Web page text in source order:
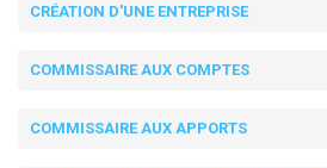
CRÉATION D'UNE ENTREPRISE
COMMISSAIRE AUX COMPTES
COMMISSAIRE AUX APPORTS